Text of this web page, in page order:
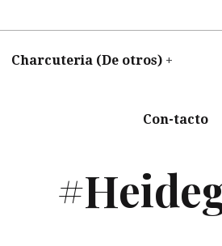
Charcuteria (De otros)
Con-tacto